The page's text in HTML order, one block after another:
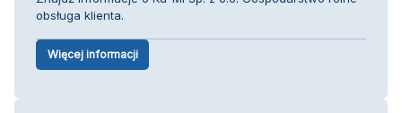
obsługa klienta.
Więcej informacji